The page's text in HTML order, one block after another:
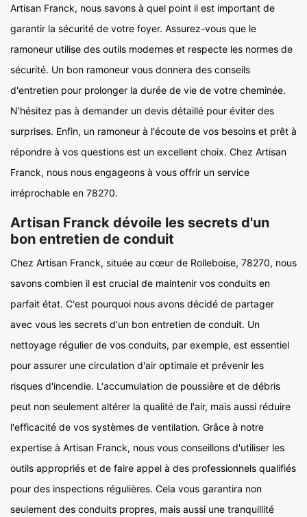
Artisan Franck, nous savons à quel point il est important de
garantir la sécurité de votre foyer. Assurez-vous que le
ramoneur utilise des outils modernes et respecte les normes de
sécurité. Un bon ramoneur vous donnera des conseils
d'entretien pour prolonger la durée de vie de votre cheminée.
N'hésitez pas à demander un devis détaillé pour éviter des
surprises. Enfin, un ramoneur à l'écoute de vos besoins et prêt à
répondre à vos questions est un excellent choix. Chez Artisan
Franck, nous nous engageons à vous offrir un service
irréprochable en 78270.
Artisan Franck dévoile les secrets d'un
bon entretien de conduit
Chez Artisan Franck, située au cœur de Rolleboise, 78270, nous
savons combien il est crucial de maintenir vos conduits en
parfait état. C'est pourquoi nous avons décidé de partager
avec vous les secrets d'un bon entretien de conduit. Un
nettoyage régulier de vos conduits, par exemple, est essentiel
pour assurer une circulation d'air optimale et prévenir les
risques d'incendie. L'accumulation de poussière et de débris
peut non seulement altérer la qualité de l'air, mais aussi réduire
l'efficacité de vos systèmes de ventilation. Grâce à notre
expertise à Artisan Franck, nous vous conseillons d'utiliser les
outils appropriés et de faire appel à des professionnels qualifiés
pour des inspections régulières. Cela vous garantira non
seulement des conduits propres, mais aussi une tranquillité